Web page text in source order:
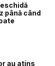
până când
au atins